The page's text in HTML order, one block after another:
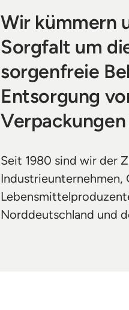
Wir kümmern
Sorgfalt um
sorgenfreie
Entsorgung
Seit 1980 sind wir der
Industrieunternehmen,
Norddeutschland und